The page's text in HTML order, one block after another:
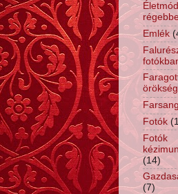
Életmód
Emlék
Farsang
Fotók
Fotók
(14)
(7)